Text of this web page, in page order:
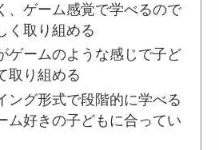
、ゲーム感覚で学べるので
く取り組める
ゲームのような感じで子ど
取り組める
ング形式で段階的に学べる
ム好きの子どもに合ってい